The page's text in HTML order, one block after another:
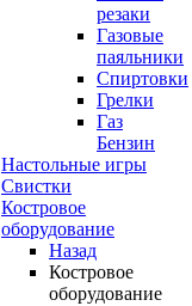
резаки
Газовые
паяльники
Спиртовки
Грелки
Газ
Бензин
Настольные игры
Свистки
Костровое
оборудование
Назад
Костровое
оборудование